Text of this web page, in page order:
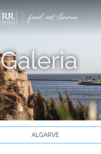
Galeria
ALGARVE